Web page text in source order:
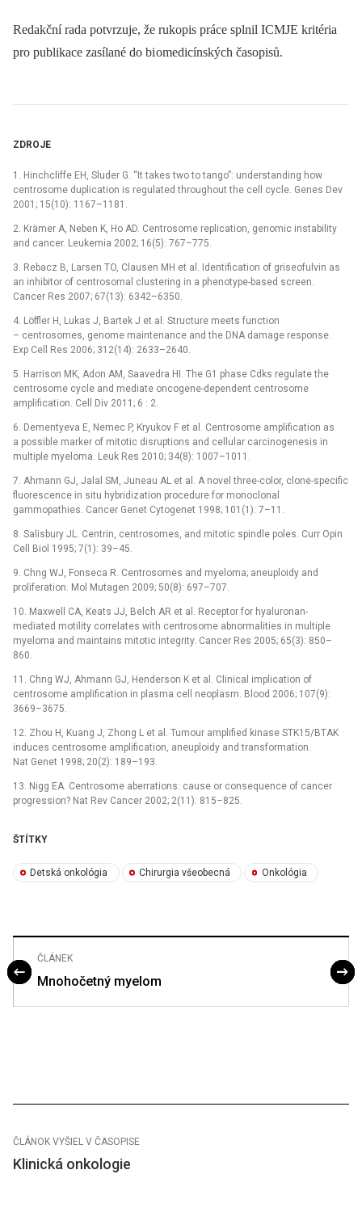
Redakční rada potvrzuje, že rukopis práce splnil ICMJE kritéria
pro publikace zasílané do bi omedicínských časopisů.
ZDROJE
1. Hinchcliffe EH, Sluder G. “It takes two to tango”: understanding how
centrosome duplication is regulated throughout the cell cycle. Genes Dev
2001; 15(10): 1167–1181.
2. Krämer A, Neben K, Ho AD. Centrosome replication, genomic instability
and cancer. Leukemia 2002; 16(5): 767–775.
3. Rebacz B, Larsen TO, Clausen MH et al. Identification of griseofulvin as
an inhibitor of centrosomal clustering in a phenotype-based screen.
Cancer Res 2007; 67(13): 6342–6350.
4. Löffler H, Lukas J, Bartek J et al. Structure meets function
–⁠ centrosomes, genome maintenance and the DNA damage response.
Exp Cell Res 2006; 312(14): 2633–2640.
5. Harrison MK, Adon AM, Saavedra HI. The G1 phase Cdks regulate the
centrosome cycle and mediate oncogene-dependent centrosome
amplification. Cell Div 2011; 6 : 2.
6. Dementyeva E, Nemec P, Kryukov F et al. Centrosome amplification as
a possible marker of mitotic disruptions and cellular carcinogenesis in
multiple myeloma. Leuk Res 2010; 34(8): 1007–1011.
7. Ahmann GJ, Jalal SM, Juneau AL et al. A novel three-color, clone-specific
fluorescence in situ hybridization procedure for monoclonal
gammopathies. Cancer Genet Cytogenet 1998; 101(1): 7–11.
8. Salisbury JL. Centrin, centrosomes, and mitotic spindle poles. Curr Opin
Cell Biol 1995; 7(1): 39–45.
9. Chng WJ, Fonseca R. Centrosomes and myeloma; aneuploidy and
proliferation. Mol Mutagen 2009; 50(8): 697–707.
10. Maxwell CA, Keats JJ, Belch AR et al. Receptor for hyaluronan-
mediated motility correlates with centrosome abnormalities in multiple
myeloma and maintains mitotic integrity. Cancer Res 2005; 65(3): 850–
860.
11. Chng WJ, Ahmann GJ, Henderson K et al. Clinical implication of
centrosome amplification in plasma cell neoplasm. Blood 2006; 107(9):
3669–3675.
12. Zhou H, Kuang J, Zhong L et al. Tumour amplified kinase STK15/BTAK
induces centrosome amplification, aneuploidy and transformation.
Nat Genet 1998; 20(2): 189–193.
13. Nigg EA. Centrosome aberrations: cause or consequence of cancer
progression? Nat Rev Cancer 2002; 2(11): 815–825.
ŠTÍTKY
Detská onkológia Chirurgia všeobecná Onkológia
ČLÁNEK
Mnohočetný myelom
ČLÁNOK VYŠIEL V ČASOPISE
Klinická onkologie